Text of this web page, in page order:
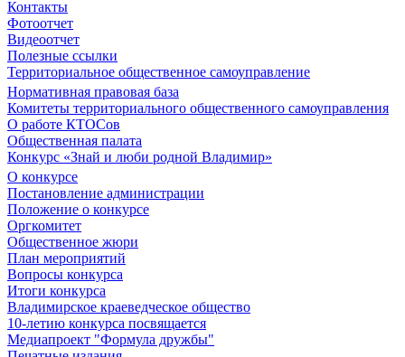
Контакты
Фотоотчет
Видеоотчет
Полезные ссылки
Территориальное общественное самоуправление
Нормативная правовая база
Комитеты территориального общественного самоуправления
О работе КТОСов
Общественная палата
Конкурс «Знай и люби родной Владимир»
О конкурсе
Постановление администрации
Положение о конкурсе
Оргкомитет
Общественное жюри
План мероприятий
Вопросы конкурса
Итоги конкурса
Владимирское краеведческое общество
10-летию конкурса посвящается
Медиапроект "Формула дружбы"